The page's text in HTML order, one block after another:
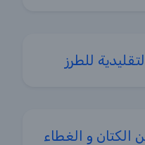
للطرز
و الغطاء